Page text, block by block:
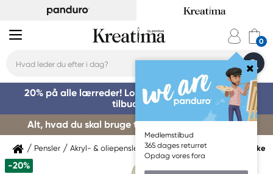
Medlemstilbud
365 dages returret
Opdag vores fora
20% på alle lærreder! Log på for at benytte dig af
tilbuddet »
Alt, hvad du skal bruge til kursusstart – køb her »
Pensler Akryl- & oliepensler Akryl- & oliepensler Syntetiske
-20%